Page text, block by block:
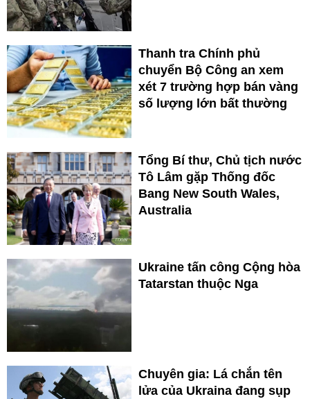
Thanh tra Chính phủ
chuyển Bộ Công an xem
xét 7 trường hợp bán vàng
số lượng lớn bất thường
Tổng Bí thư, Chủ tịch nước
Tô Lâm gặp Thống đốc
Bang New South Wales,
Australia
Ukraine tấn công Cộng hòa
Tatarstan thuộc Nga
Chuyên gia: Lá chắn tên
lửa của Ukraina đang sụp